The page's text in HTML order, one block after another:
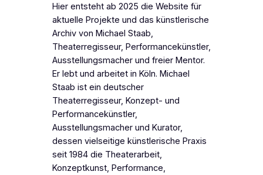
Hier entsteht ab 2025 die Website für
aktuelle Projekte und das künstlerische
Archiv von Michael Staab,
Theaterregisseur, Performancekünstler,
Ausstellungsmacher und freier Mentor.
Er lebt und arbeitet in Köln. Michael
Staab ist ein deutscher
Theaterregisseur, Konzept- und
Performancekünstler,
Ausstellungsmacher und Kurator,
dessen vielseitige künstlerische Praxis
seit 1984 die Theaterarbeit,
Konzeptkunst, Performance,